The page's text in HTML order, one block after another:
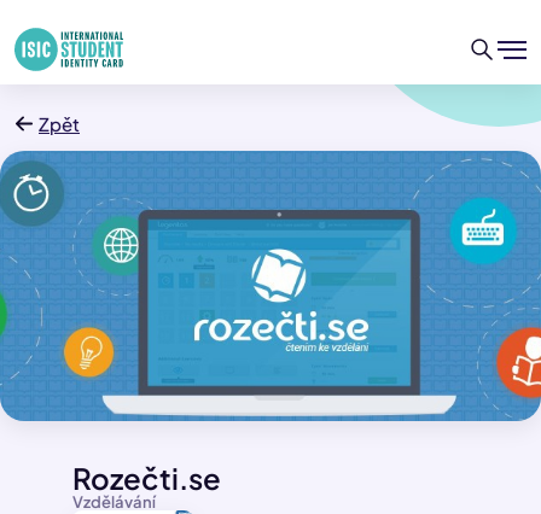
Zpět
Vzdělávání
Rozečti.se